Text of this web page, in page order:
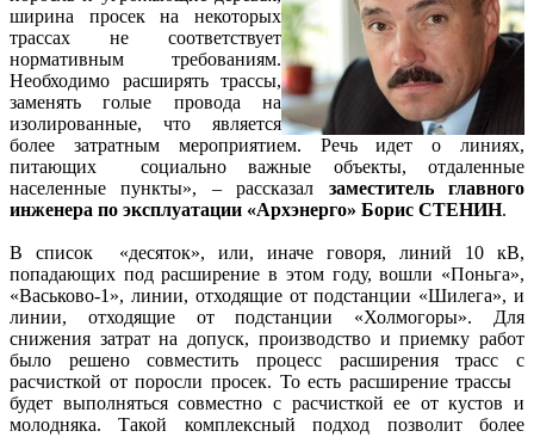
ширина просек на некоторых
трассах не соответствует
нормативным требованиям.
Необходимо расширять трассы,
заменять голые провода на
изолированные, что является
более затратным мероприятием. Речь идет о линиях,
питающих социально важные объекты, отдаленные
населенные пункты», – рассказал заместитель главного
инженера по эксплуатации «Архэнерго» Борис СТЕНИН.
В список «десяток», или, иначе говоря, линий 10 кВ,
попадающих под расширение в этом году, вошли «Поньга»,
«Васьково-1», линии, отходящие от подстанции «Шилега», и
линии, отходящие от подстанции «Холмогоры». Для
снижения затрат на допуск, производство и приемку работ
было решено совместить процесс расширения трасс с
расчисткой от поросли просек. То есть расширение трассы
будет выполняться совместно с расчисткой ее от кустов и
молодняка. Такой комплексный подход позволит более